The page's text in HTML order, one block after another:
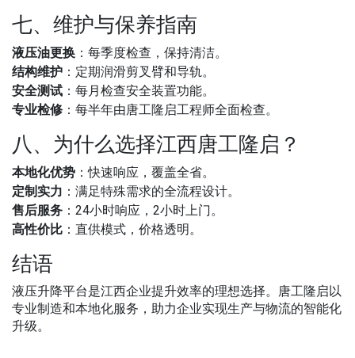
七、维护与保养指南
液压油更换 ：每季度检查，保持清洁。
结构维护 ：定期润滑剪叉臂和导轨。
安全测试 ：每月检查安全装置功能。
专业检修 ：每半年由唐工隆启工程师全面检查。
八、为什么选择江西唐工隆启？
本地化优势 ：快速响应，覆盖全省。
定制实力 ：满足特殊需求的全流程设计。
售后服务 ：24小时响应，2小时上门。
高性价比 ：直供模式，价格透明。
结语
液压升降平台是江西企业提升效率的理想选择。唐工隆启以
专业制造和本地化服务，助力企业实现生产与物流的智能化
升级。